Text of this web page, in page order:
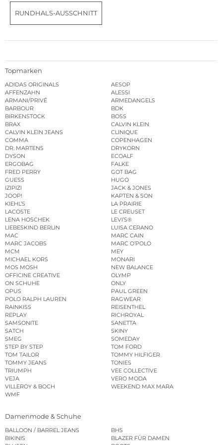
RUNDHALS-AUSSCHNITT
Topmarken
ADIDAS ORIGINALS
AESOP
AFFENZAHN
ALESSI
ARMANI/PRIVÉ
ARMEDANGELS
BARBOUR
BDK
BIRKENSTOCK
BOSS
BRAX
CALVIN KLEIN
CALVIN KLEIN JEANS
CLINIQUE
COMMA
COPENHAGEN
DR. MARTENS
DRYKORN
DYSON
ECOALF
ERGOBAG
FALKE
FRED PERRY
GOT BAG
GUESS
HUGO
IZIPIZI
JACK & JONES
JOOP!
KAPTEN & SON
KIEHL’S
LA PRAIRIE
LACOSTE
LE CREUSET
LENA HOSCHEK
LEVI’S®
LIEBESKIND BERLIN
LUISA CERANO
MAC
MARC CAIN
MARC JACOBS
MARC O’POLO
MCM
MEY
MICHAEL KORS
MONARI
MOS MOSH
NEW BALANCE
OFFICINE CREATIVE
OLYMP
ON SCHUHE
ONLY
OPUS
PAUL GREEN
POLO RALPH LAUREN
RAGWEAR
RAINKISS
REISENTHEL
REPLAY
RICHROYAL
SAMSONITE
SANETTA
SATCH
SKINY
SMEG
SOMEDAY
STEP BY STEP
TOM FORD
TOM TAILOR
TOMMY HILFIGER
TOMMY JEANS
TONIES
TRIUMPH
VEE COLLECTIVE
VEJA
VERO MODA
VILLEROY & BOCH
WEEKEND MAX MARA
WMF
Damenmode & Schuhe
BALLOON / BARREL JEANS
BHS
BIKINIS
BLAZER FÜR DAMEN